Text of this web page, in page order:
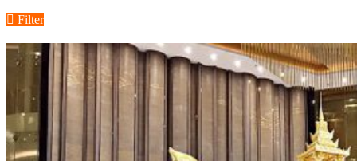
Filter